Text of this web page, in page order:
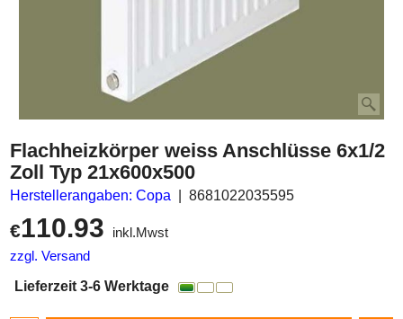
Flachheizkörper weiss Anschlüsse 6x1/2
Zoll Typ 21x600x500
Herstellerangaben: Copa 8681022035595
€110.93
inkl.Mwst
zzgl. Versand
Lieferzeit 3-6 Werktage